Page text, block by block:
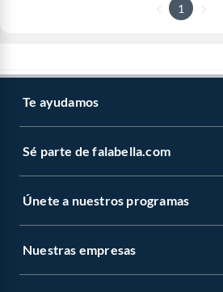
1
Te ayudamos
Sé parte de falabella.com
Únete a nuestros programas
Nuestras empresas